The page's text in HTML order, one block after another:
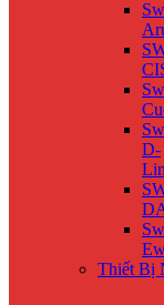
D-
Thiết Bị